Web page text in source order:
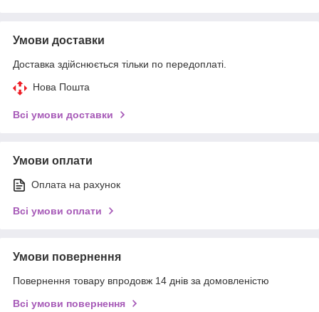
Умови доставки
Доставка здійснюється тільки по передоплаті.
Нова Пошта
Всі умови доставки
Умови оплати
Оплата на рахунок
Всі умови оплати
Умови повернення
Повернення товару впродовж 14 днів за домовленістю
Всі умови повернення